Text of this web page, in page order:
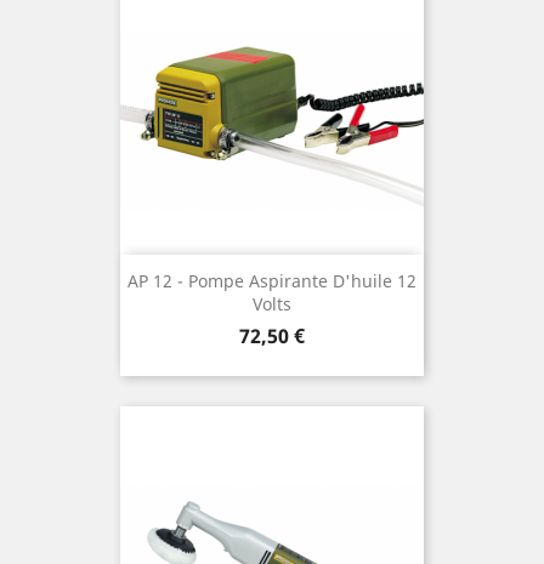
AP 12 - Pompe Aspirante D'huile 12
Volts
Preis
72,50 €